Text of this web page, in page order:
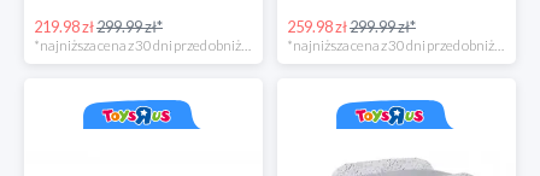
219.98 zł299.99 zł*
*najniższa cena z 30 dni przed obniżką
259.98 zł299.99 zł*
*najniższa cena z 30 dni przed obniżką